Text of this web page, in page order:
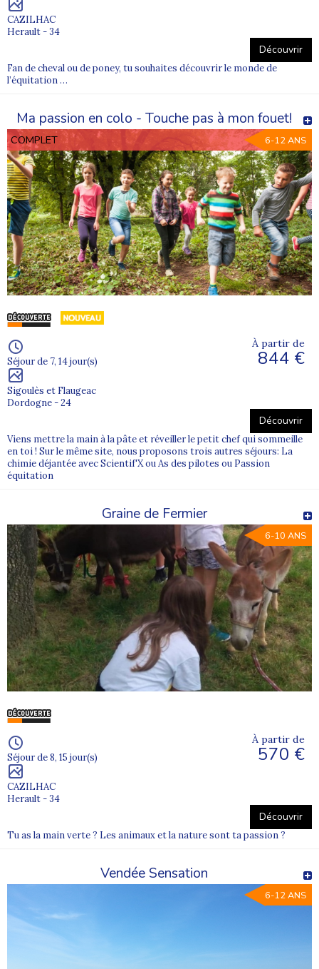
CAZILHAC
Herault - 34
Découvrir
Fan de cheval ou de poney, tu souhaites découvrir le monde de
l’équitation …
Ma passion en colo - Touche pas à mon fouet!
COMPLET 6-12 ANS
Séjour de 7, 14 jour(s)
Sigoulès et Flaugeac
Dordogne - 24
À partir de
844 €
Découvrir
Viens mettre la main à la pâte et réveiller le petit chef qui sommeille
en toi ! Sur le même site, nous proposons trois autres séjours: La
chimie déjantée avec Scientif'X ou As des pilotes ou Passion
équitation
Graine de Fermier
6-10 ANS
Séjour de 8, 15 jour(s)
CAZILHAC
Herault - 34
À partir de
570 €
Découvrir
Tu as la main verte ? Les animaux et la nature sont ta passion ?
Vendée Sensation
6-12 ANS